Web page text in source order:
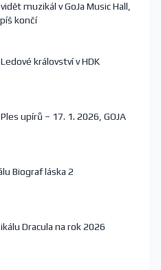
muzikál v GoJa Music Hall,
končí
království v HDK
upírů – 17. 1. 2026, GOJA
Biograf láska 2
Dracula na rok 2026